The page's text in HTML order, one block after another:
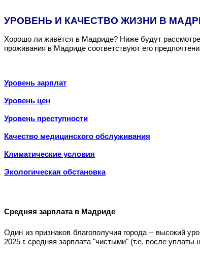
УРОВЕНЬ И КАЧЕСТВО ЖИЗНИ В
Хорошо ли живётся в Мадриде? Ниже будут
проживания в Мадриде соответствуют его
Уровень зарплат
Уровень цен
Уровень преступности
Качество медицинского обслуживания
Климатические условия
Экологическая обстановка
Средняя зарплата в Мадриде
Один из признаков благополучия города – высокий
2025 г. средняя зарплата "чистыми" (т.е. после